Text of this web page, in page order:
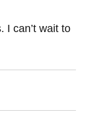
I can’t wait to